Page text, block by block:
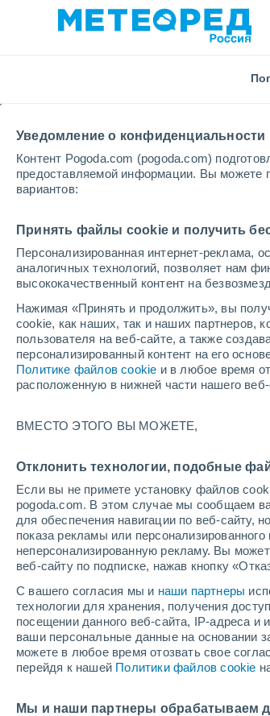
Уведомление о конфиденциальности
Контент Pogoda.com (pogoda.com)
предоставляемой информации. Вы можете
вариантов:
Принять файлы cookie и получить
Персонализированная интернет-реклама,
аналогичных технологий, позволяет нам
высококачественный контент на
Нажимая «Принять и продолжить», вы
cookie, как наших, так и наших партнеров,
пользователя на веб-сайте, а также
персонализированный контент на его
Политике файлов cookie и в любое время
расположенную в нижней части нашего веб-
ВМЕСТО ЭТОГО ВЫ МОЖЕТЕ,
Отклонить технологии, подобные
Если вы не примете установку файлов
pogoda.com. В этом случае мы сообщаем
для обеспечения навигации по веб-сайту,
показа рекламы или
неперсонализированную рекламу. Вы
веб-сайту по подписке, нажав кнопку
С вашего согласия мы и наши партнеры
технологии для хранения, получения
посещении данного веб-сайта, IP-адреса
ваши персональные данные на основании
можете в любое время отозвать свое
перейдя к нашей Политики файлов cookie
Мы и наши партнеры обрабатываем
Погода в
cегодня, 8 августа Весь
+20°
Канзас-
Сити
+22°
Joplin
+31°
+20°
Maryville
Nevada
Joseph